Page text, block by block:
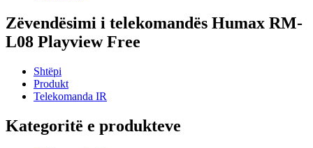
Zëvendësimi i telekomandës Humax RM-
L08 Playview Free
Shtëpi
Produkt
Telekomanda IR
Kategoritë e produkteve